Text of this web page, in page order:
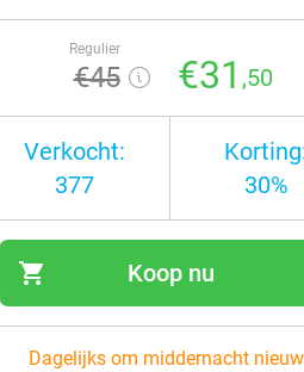
Regulier
€45 €31 ,50
Verkocht:
377
30%
shopping_cart Koop nu
Dagelijks om middernacht